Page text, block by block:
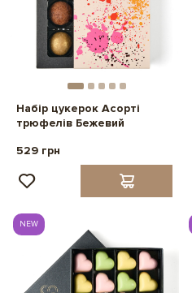
Набір цукерок Асорті
трюфелів Бежевий
529 грн
NEW